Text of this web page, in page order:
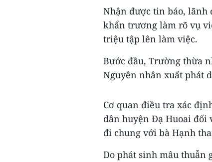
Nhận được tin báo, lãnh
khẩn trương làm rõ vụ
triệu tập lên làm việc.
Bước đầu, Trường thừa
Nguyên nhân xuất phát
Cơ quan điều tra xác
dân huyện Đạ Huoai
đi chung với bà Hạnh
Do phát sinh mâu